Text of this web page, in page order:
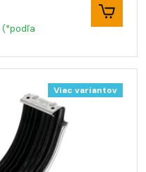
(*podľa
Viac variantov